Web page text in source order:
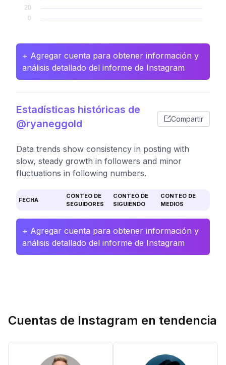
+ Agregar cuenta para obtener información y
análisis detallado del informe de Instagram
Estadísticas históricas de
@ryaneggold
Compartir
Data trends show consistency in posting with
slow, steady growth in followers and minor
fluctuations in following numbers.
FECHA
CONTEO DE
SEGUIDORES
CONTEO DE
SIGUIENDO
CONTEO DE
MEDIOS
+ Agregar cuenta para obtener información y
análisis detallado del informe de Instagram
Cuentas de Instagram en tendencia